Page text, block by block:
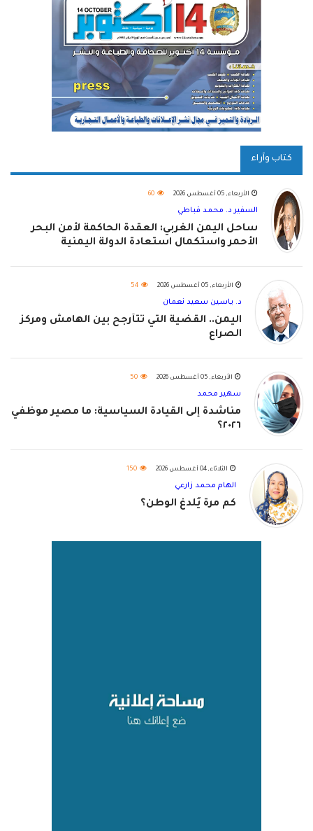
كتاب وآراء
الأربعاء, 05 أغسطس 2026 60
السفير د. محمد قباطي
ساحل اليمن الغربي: العقدة الحاكمة لأمن البحر
الأحمر واستكمال استعادة الدولة اليمنية
الأربعاء, 05 أغسطس 2026 54
د. ياسين سعيد نعمان
اليمن.. القضية التي تتأرجح بين الهامش ومركز
الصراع
الأربعاء, 05 أغسطس 2026 50
سهير محمد
مناشدة إلى القيادة السياسية: ما مصير موظفي
٢٠٢٦؟
الثلاثاء, 04 أغسطس 2026 150
الهام محمد زارعي
كم مرة يُلدغ الوطن؟